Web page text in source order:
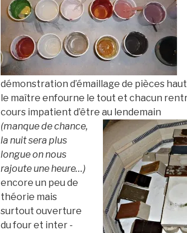
démonstration d’émaillage de pièces
le maître enfourne le tout et chacun
cours impatient d’être au lendemain
(manque de chance,
la nuit sera plus
longue on nous
rajoute une heure…)
encore un peu de
théorie mais
surtout ouverture
du four et inter -